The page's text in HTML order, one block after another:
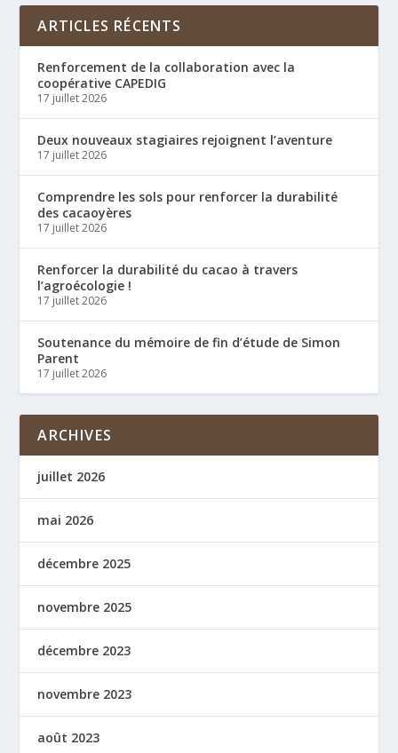
ARTICLES RÉCENTS
Renforcement de la collaboration avec la
coopérative CAPEDIG
17 juillet 2026
Deux nouveaux stagiaires rejoignent l’aventure
17 juillet 2026
Comprendre les sols pour renforcer la durabilité
des cacaoyères
17 juillet 2026
Renforcer la durabilité du cacao à travers
l’agroécologie !
17 juillet 2026
Soutenance du mémoire de fin d’étude de Simon
Parent
17 juillet 2026
ARCHIVES
juillet 2026
mai 2026
décembre 2025
novembre 2025
décembre 2023
novembre 2023
août 2023